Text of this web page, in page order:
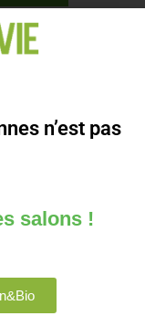
n’est pas
salons !